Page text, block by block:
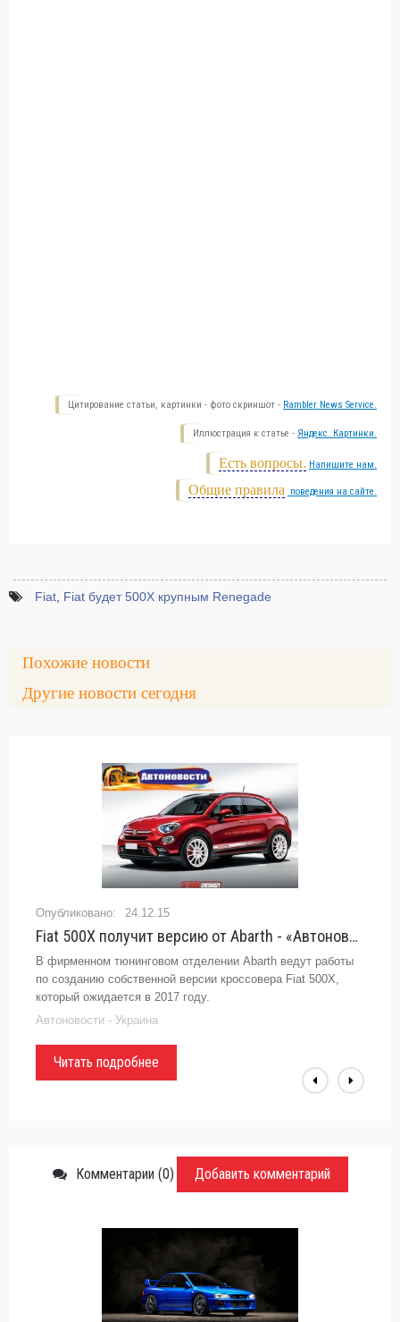
Цитирование статьи, картинки - фото скриншот - Rambler News Service.
Иллюстрация к статье - Яндекс. Картинки.
Есть вопросы. Напишите нам.
Общие правила поведения на сайте.
Fiat Fiat будет 500X крупным Renegade
Похожие новости
Другие новости сегодня
24.12.15
Fiat 500X получит версию от Abarth - «Автоновости»
В фирменном тюнинговом отделении Abarth ведут работы
по созданию собственной версии кроссовера Fiat 500X,
который ожидается в 2017 году.
Автоновости - Украина
Читать подробнее
Комментарии (0) Добавить комментарий